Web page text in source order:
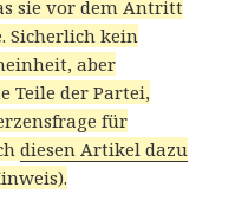
sie vor dem Antritt
Sicherlich kein
aber
der Partei,
für
diesen Artikel dazu